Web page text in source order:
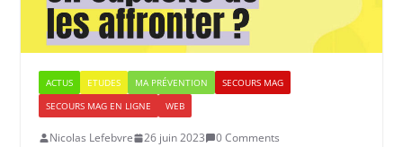
ACTUS ETUDES MA PRÉVENTION
SECOURS MAG
SECOURS MAG EN LIGNE
WEB
Nicolas Lefebvre 26 juin 2023
0 Comments